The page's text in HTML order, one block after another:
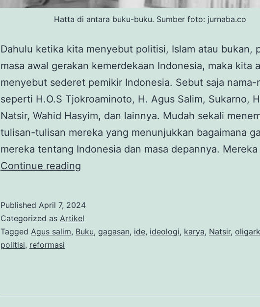
Hatta di antara buku-buku. Sumber foto: jurnaba.co
Dahulu ketika kita menyebut politisi, Islam atau bukan,
masa awal gerakan kemerdekaan Indonesia, maka kita
menyebut sederet pemikir Indonesia. Sebut saja nama-
seperti H.O.S Tjokroaminoto, H. Agus Salim, Sukarno,
Natsir, Wahid Hasyim, dan lainnya. Mudah sekali
tulisan-tulisan mereka yang menunjukkan bagaimana
mereka tentang Indonesia dan masa depannya.
Continue reading
Pikiran:Tantangan
Politik
Published April 7, 2024
Categorized as Artikel
Tagged Agus salim, Buku, gagasan, ide, ideologi, karya, Natsir,
politisi, reformasi